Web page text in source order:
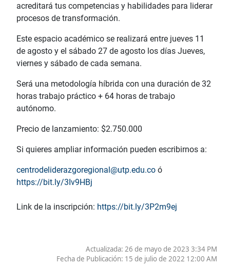
acreditará tus competencias y habilidades para liderar
procesos de transformación.­
Este espacio académico se realizará entre jueves 11
de agosto y el sábado 27 de agosto los días Jueves,
viernes y sábado de cada semana.
Será una metodología híbrida con una duración de 32
horas trabajo práctico + 64 horas de trabajo
autónomo.
Precio de lanzamiento: $2.750.000
Si quieres ampliar información pueden escribirnos a:
centrodeliderazgoregional@utp.edu.co ó
https://bit.ly/3Iv9HBj
Link de la inscripción: https://bit.ly/3P2m9ej
Actualizada: 26 de mayo de 2023 3:34 PM
Fecha de Publicación: 15 de julio de 2022 12:00 AM